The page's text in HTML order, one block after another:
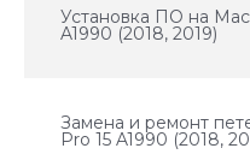
Установка ПО на
A1990 (2018, 2019)
Замена и ремонт
Pro 15 A1990 (2018,